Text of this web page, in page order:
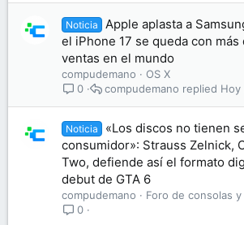
Noticia
Apple aplasta a
el iPhone 17 se queda con más
ventas en el mundo
compudemano
OS X
0
Hoy
compudemano
Noticia
«Los discos no tienen
consumidor»: Strauss Zelnick,
Two, defiende así el formato
debut de GTA 6
compudemano
Foro de consolas
0